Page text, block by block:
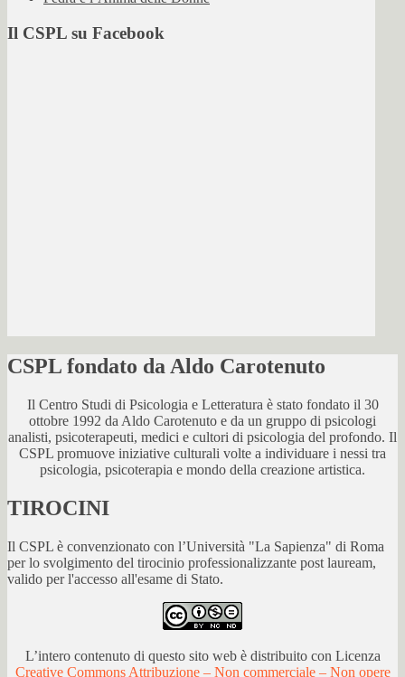
Il CSPL su Facebook
CSPL fondato da Aldo Carotenuto
Il Centro Studi di Psicologia e Letteratura è stato fondato il 30
ottobre 1992 da Aldo Carotenuto e da un gruppo di psicologi
analisti, psicoterapeuti, medici e cultori di psicologia del profondo. Il
CSPL promuove iniziative culturali volte a individuare i nessi tra
psicologia, psicoterapia e mondo della creazione artistica.
TIROCINI
Il CSPL è convenzionato con l’Università "La Sapienza" di Roma
per lo svolgimento del tirocinio professionalizzante post lauream,
valido per l'accesso all'esame di Stato.
L’intero contenuto di questo sito web è distribuito con Licenza
Creative Commons Attribuzione – Non commerciale – Non opere